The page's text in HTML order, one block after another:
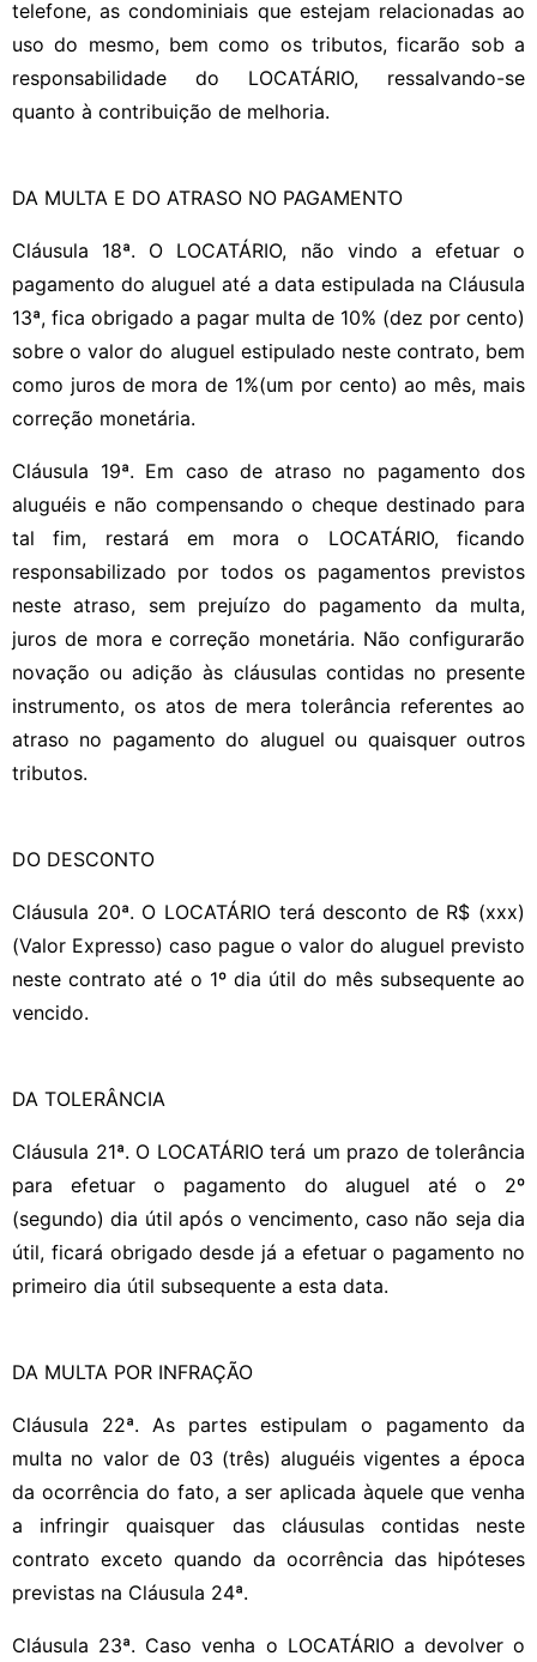
telefone, as condominiais que estejam relacionadas ao
uso do mesmo, bem como os tributos, ficarão sob a
responsabilidade do LOCATÁRIO, ressalvando-se
quanto à contribuição de melhoria.
DA MULTA E DO ATRASO NO PAGAMENTO
Cláusula 18ª. O LOCATÁRIO, não vindo a efetuar o
pagamento do aluguel até a data estipulada na Cláusula
13ª, fica obrigado a pagar multa de 10% (dez por cento)
sobre o valor do aluguel estipulado neste contrato, bem
como juros de mora de 1%(um por cento) ao mês, mais
correção monetária.
Cláusula 19ª. Em caso de atraso no pagamento dos
aluguéis e não compensando o cheque destinado para
tal fim, restará em mora o LOCATÁRIO, ficando
responsabilizado por todos os pagamentos previstos
neste atraso, sem prejuízo do pagamento da multa,
juros de mora e correção monetária. Não configurarão
novação ou adição às cláusulas contidas no presente
instrumento, os atos de mera tolerância referentes ao
atraso no pagamento do aluguel ou quaisquer outros
tributos.
DO DESCONTO
Cláusula 20ª. O LOCATÁRIO terá desconto de R$ (xxx)
(Valor Expresso) caso pague o valor do aluguel previsto
neste contrato até o 1º dia útil do mês subsequente ao
vencido.
DA TOLERÂNCIA
Cláusula 21ª. O LOCATÁRIO terá um prazo de tolerância
para efetuar o pagamento do aluguel até o 2º
(segundo) dia útil após o vencimento, caso não seja dia
útil, ficará obrigado desde já a efetuar o pagamento no
primeiro dia útil subsequente a esta data.
DA MULTA POR INFRAÇÃO
Cláusula 22ª. As partes estipulam o pagamento da
multa no valor de 03 (três) aluguéis vigentes a época
da ocorrência do fato, a ser aplicada àquele que venha
a infringir quaisquer das cláusulas contidas neste
contrato exceto quando da ocorrência das hipóteses
previstas na Cláusula 24ª.
Cláusula 23ª. Caso venha o LOCATÁRIO a devolver o